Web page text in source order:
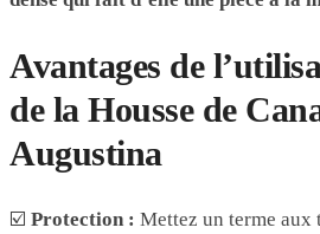
Avantages de
de la Housse de
Augustina
☑️ Protection : Mettez un terme aux